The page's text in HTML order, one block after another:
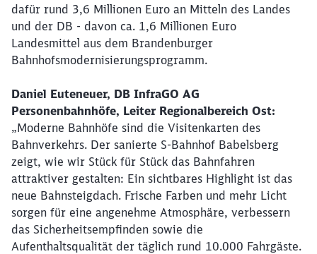
dafür rund 3,6 Millionen Euro an Mitteln des Landes
und der DB - davon ca. 1,6 Millionen Euro
Landesmittel aus dem Brandenburger
Bahnhofsmodernisierungsprogramm.
Daniel Euteneuer, DB InfraGO AG
Personenbahnhöfe, Leiter Regionalbereich Ost:
„Moderne Bahnhöfe sind die Visitenkarten des
Bahnverkehrs. Der sanierte S-Bahnhof Babelsberg
zeigt, wie wir Stück für Stück das Bahnfahren
attraktiver gestalten: Ein sichtbares Highlight ist das
neue Bahnsteigdach. Frische Farben und mehr Licht
sorgen für eine angenehme Atmosphäre, verbessern
das Sicherheitsempfinden sowie die
Aufenthaltsqualität der täglich rund 10.000 Fahrgäste.